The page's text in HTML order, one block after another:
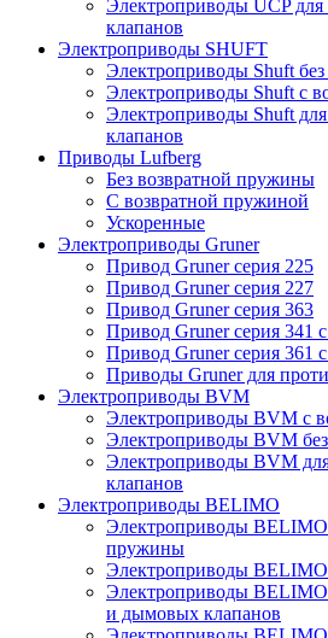
Электроприводы UCP
клапанов
Электроприводы SHUFT
Электроприводы Shuft
Электроприводы Shuft с
Электроприводы Shuft
клапанов
Приводы Lufberg
Без возвратной пружины
С возвратной пружиной
Ускоренные
Электроприводы Gruner
Привод Gruner серия 225
Привод Gruner серия 227
Привод Gruner серия 363
Привод Gruner серия 341
Привод Gruner серия 361
Приводы Gruner для
Электроприводы BVM
Электроприводы BVM с
Электроприводы BVM
Электроприводы BVM
клапанов
Электроприводы BELIMO
Электроприводы BELIMO
пружины
Электроприводы
Электроприводы
и дымовых клапанов